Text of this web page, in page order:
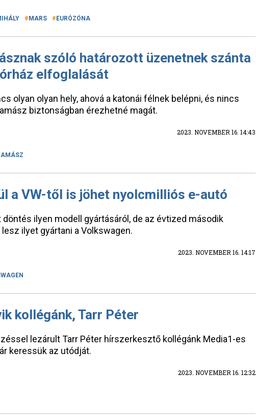
MARS EURÓZÓNA
szóló határozott üzenetnek szánta
elfoglalását
olyan olyan hely, ahová a katonái félnek belépni, és nincs
biztonságban érezhetné magát.
2023. NOVEMBER 16. 14:43
a VW-től is jöhet nyolcmilliós e-autó
ilyen modell gyártásáról, de az évtized második
ilyet gyártani a Volkswagen.
2023. NOVEMBER 16. 14:17
kollégánk, Tarr Péter
lezárult Tarr Péter hírszerkesztő kollégánk Media1-es
keressük az utódját.
2023. NOVEMBER 16. 12:32